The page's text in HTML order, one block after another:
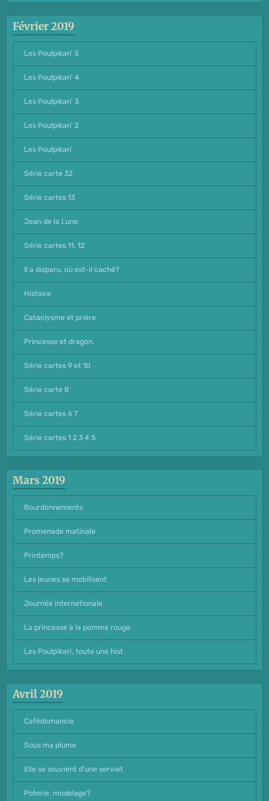
Février 2019
Les Poulpikan' 5
Les Poulpikan' 4
Les Poulpikan' 3
Les Poulpikan' 2
Les Poulpikan'
Série carte 32
Série cartes 13
Jean de la Lune
Série cartes 11, 12
Il a disparu, où est-il caché?
Histoire
Cataclysme et prière
Princesse et dragon.
Série cartes 9 et 10
Série carte 8
Série cartes 6 7
Série cartes 1 2 3 4 5
Mars 2019
Bourdonnements
Promenade matinale
Printemps?
Les jeunes se mobilisent
Journée internationale
La princesse à la pomme rouge
Les Poulpikan', toute une hist
Avril 2019
Cafédomancie
Sous ma plume
Elle se souvient d'une serviet
Poterie, modelage?